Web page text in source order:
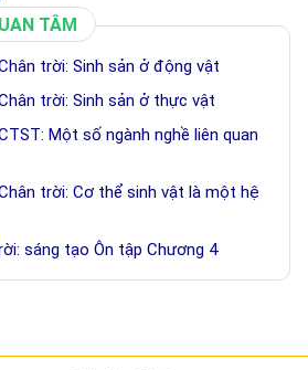
TÂM
trời: Sinh sản ở động vật
trời: Sinh sản ở thực vật
Một số ngành nghề liên quan
trời: Cơ thể sinh vật là một hệ
sáng tạo Ôn tập Chương 4